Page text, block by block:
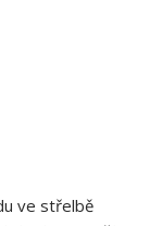
ve střelbě